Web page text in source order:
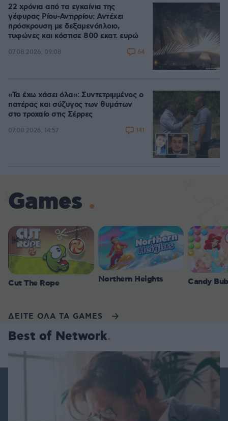
22 χρόνια από τα εγκαίνια της
γέφυρας Ρίου-Αντιρρίου: Αντέχει
πρόσκρουση με δεξαμενόπλοιο,
τυφώνες και κόστισε 800 εκατ. ευρώ
07.08.2026, 09:08 64
«Τα έχω χάσει όλα»: Συντετριμμένος ο
πατέρας και σύζυγος των θυμάτων
στο τροχαίο στις Σέρρες
07.08.2026, 14:57 141
Games
Cut The Rope Northern Heights Candy
ΔΕΙΤΕ ΟΛΑ ΤΑ GAMES
Best of Network